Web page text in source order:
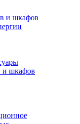
и шкафов
и шкафов